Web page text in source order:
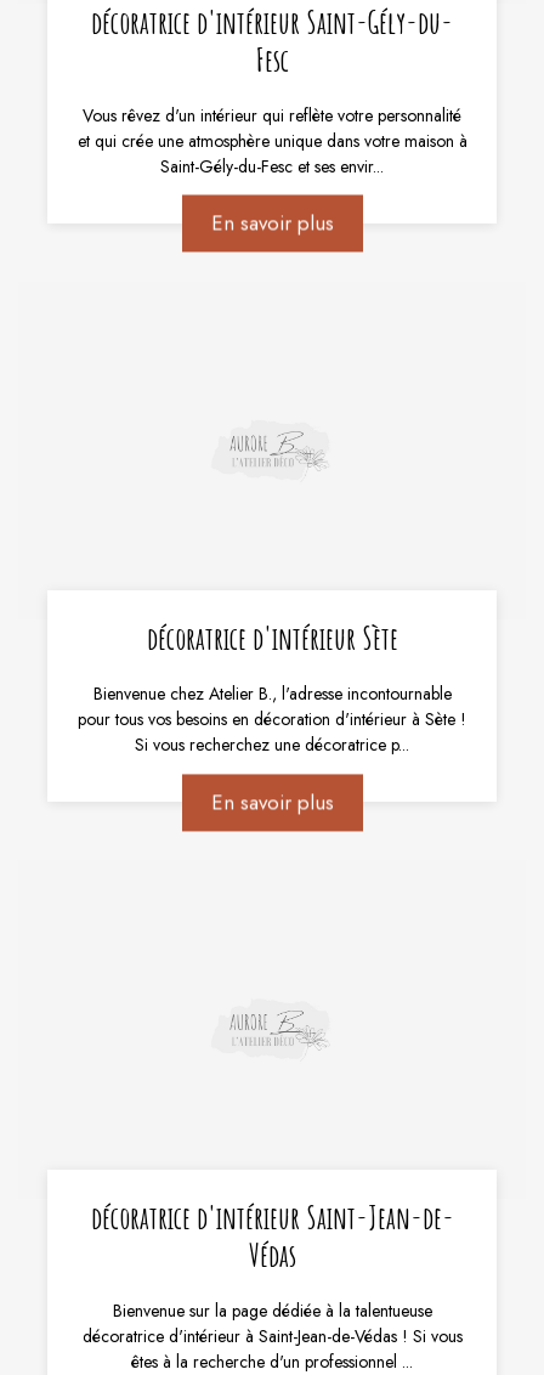
décoratrice d'intérieur Saint-Gély-du-
Fesc
Vous rêvez d'un intérieur qui reflète votre personnalité
et qui crée une atmosphère unique dans votre maison à
Saint-Gély-du-Fesc et ses envir...
En savoir plus
décoratrice d'intérieur Sète
Bienvenue chez Atelier B., l'adresse incontournable
pour tous vos besoins en décoration d'intérieur à Sète !
Si vous recherchez une décoratrice p...
En savoir plus
décoratrice d'intérieur Saint-Jean-de-
Védas
Bienvenue sur la page dédiée à la talentueuse
décoratrice d'intérieur à Saint-Jean-de-Védas ! Si vous
êtes à la recherche d'un professionnel ...